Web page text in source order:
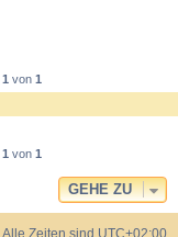
1von 1
1von 1
GEHE ZU